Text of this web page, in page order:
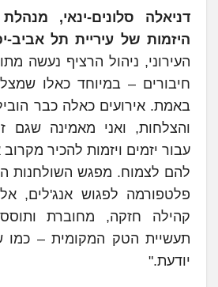
דניאלה סלונים-ינאי,
היזמות של עיריית תל אביב-
העירוני, ניהול הרציף נעשה
חיבורים – במיוחד כאלו
באמת. אירועים כאלה כבר
והצלחות, ואני מאמינה שגם
עבור יזמים ויזמות להכיר
להם לצמוח. מפגש השולחנות
פלטפורמה לפגוש אנג'לים,
קהילה חזקה, מחוברת
תעשיית הטק המקומית – כמו
יודעת."